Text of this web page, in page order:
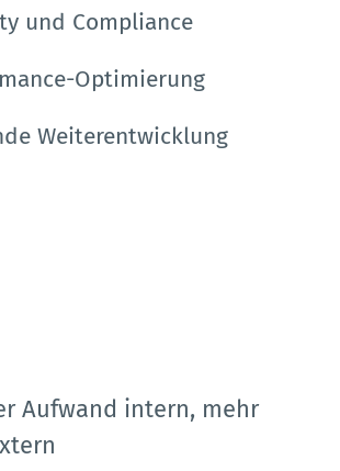
und Compliance
Optimierung
Weiterentwicklung
Aufwand intern, mehr